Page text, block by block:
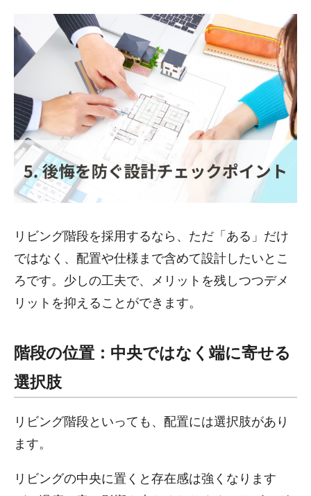
リビング階段を採用するなら、ただ「ある」だけ
ではなく、配置や仕様まで含めて設計したいとこ
ろです。少しの工夫で、メリットを残しつつデメ
リットを抑えることができます。
階段の位置：中央ではなく端に寄せる
選択肢
リビング階段といっても、配置には選択肢があり
ます。
リビングの中央に置くと存在感は強くなります